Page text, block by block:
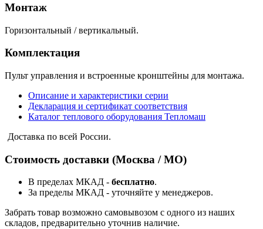
Монтаж
Горизонтальный / вертикальный.
Комплектация
Пульт управления и встроенные кронштейны для монтажа.
Описание и характеристики серии
Декларация и сертификат соответствия
Каталог теплового оборудования Тепломаш
Доставка по всей России.
Стоимость доставки (Москва / МО)
В пределах МКАД - бесплатно.
За пределы МКАД - уточняйте у менеджеров.
Забрать товар возможно самовывозом с одного из наших
складов, предварительно уточнив наличие.